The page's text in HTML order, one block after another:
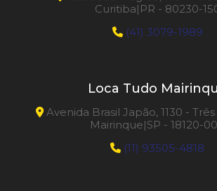
Curitiba|PR - 80230-
(41) 3079-1989
Loca Tudo
Avenida Brasil Japão, 1130 -
Mairinque|SP - 18120-
(11) 93505-4818